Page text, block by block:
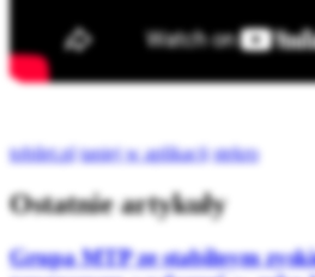
tobilet.pl taniej w aplikacji stekro
Ostatnie artykuły
Grupa MTP ze stabilnym